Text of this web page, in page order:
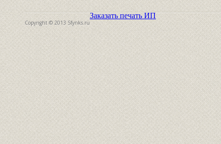
Copyright © 2013 Sfynks.ru
Заказать печать ИП